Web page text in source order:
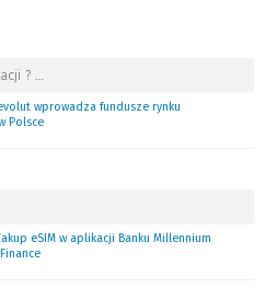
? …
wprowadza fundusze rynku
Polsce
eSIM w aplikacji Banku Millennium